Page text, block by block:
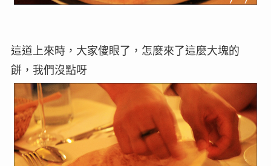
這道上來時，大家傻眼了，怎麼來了這麼大塊的
餅，我們沒點呀